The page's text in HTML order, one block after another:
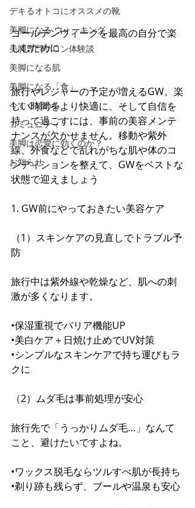
デキるオトコにオススメの靴
美脚になる ウォーキング
美脚専門サロン体験談
美脚になる肌
美脚になる「食」
今すぐ始める
コミュニティ
美脚は恋愛に効くのか？
お知らせ
ゴールデンウィークを最高の自分で楽
しむために
旅行やレジャーの予定が増えるGW。楽
しい時間をより快適に、そして自信を
持って過ごすには、事前の美容メンテ
ナンスが欠かせません。移動や紫外
線、外食などで乱れがちな肌や体のコ
ンディションを整えて、GWをベストな
状態で迎えましょう
1. GW前にやっておきたい美容ケア
（1）スキンケアの見直しでトラブル予
防
旅行中は紫外線や乾燥など、肌への刺
激が多くなります。
•保湿重視でバリア機能UP
•美白ケア＋日焼け止めでUV対策
•シンプルなスキンケアで持ち運びもラ
クに
（2）ムダ毛は事前処理が安心
旅行先で「うっかりムダ毛…」なんて
こと、避けたいですよね。
•ワックス脱毛ならツルすべ肌が長持ち
•剃り跡も残らず、プールや温泉も安心